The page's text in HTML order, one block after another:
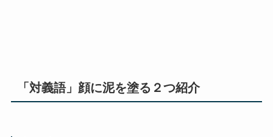
「対義語」顔に泥を塗る２つ紹介